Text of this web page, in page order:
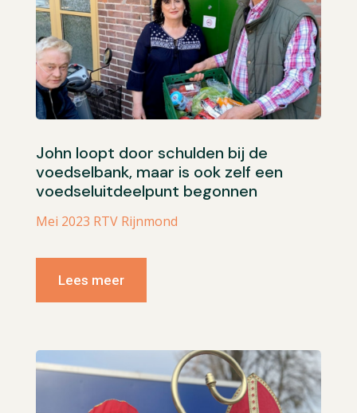
John loopt door schulden bij de
voedselbank, maar is ook zelf een
voedseluitdeelpunt begonnen
Mei 2023 RTV Rijnmond
Lees meer